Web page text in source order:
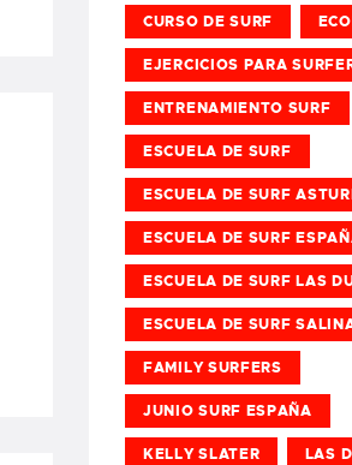
CURSO DE SURF
EJERCICIOS PARA
ENTRENAMIENTO SURF
ESCUELA DE SURF
ESCUELA DE SURF
ESCUELA DE SURF
ESCUELA DE SURF LAS
ESCUELA DE SURF
FAMILY SURFERS
JUNIO SURF ESPAÑA
KELLY SLATER LAS